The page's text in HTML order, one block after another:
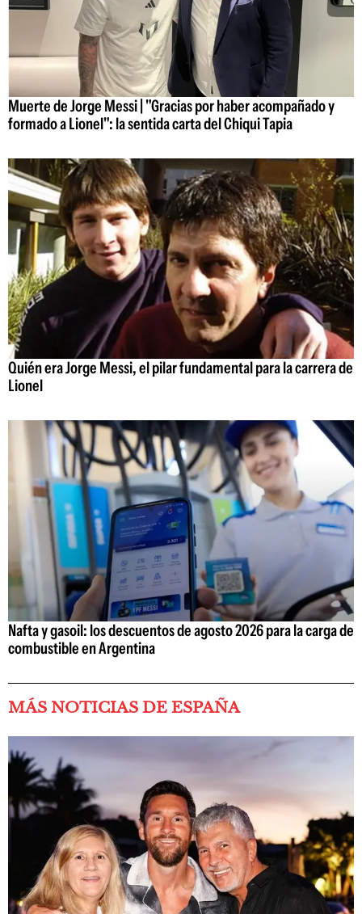
Muerte de Jorge Messi | "Gracias por haber acompañado y
formado a Lionel": la sentida carta del Chiqui Tapia
Quién era Jorge Messi, el pilar fundamental para la carrera de
Lionel
Nafta y gasoil: los descuentos de agosto 2026 para la carga de
combustible en Argentina
MÁS NOTICIAS DE ESPAÑA